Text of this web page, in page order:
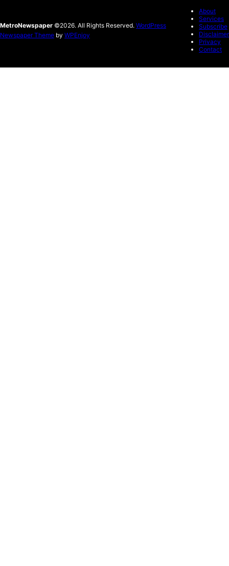
MetroNewspaper ©2026. All Rights Reserved. WordPress
Newspaper Theme by WPEnjoy
About
Services
Subscribe
Disclaimer
Privacy
Contact